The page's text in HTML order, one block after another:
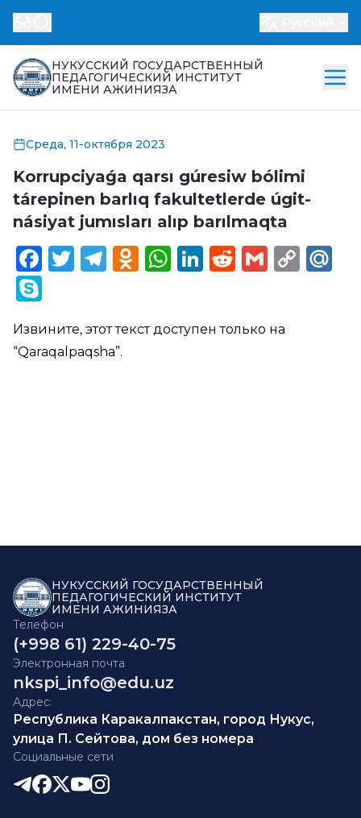
НУКУССКИЙ ГОСУДАРСТВЕННЫЙ
ПЕДАГОГИЧЕСКИЙ ИНСТИТУТ
ИМЕНИ АЖИНИЯЗА
Среда, 11-октября 2023
Korrupciyaǵa qarsı gúresiw bólimi
tárepinen barlıq fakultetlerde úgit-
násiyat jumısları alıp barılmaqta
Facebook
Twitter
Telegram
Odnoklassniki
WhatsApp
LinkedIn
Reddit
Gmail
Извините, этот текст доступен только на
“Qaraqalpaqsha”.
НУКУССКИЙ ГОСУДАРСТВЕННЫЙ
ПЕДАГОГИЧЕСКИЙ ИНСТИТУТ
ИМЕНИ АЖИНИЯЗА
Телефон
(+998 61) 229-40-75
Электронная почта
nkspi_info@edu.uz
Адрес
Республика Каракалпакстан, город Нукус,
улица П. Сейтова, дом без номера
Социальные сети